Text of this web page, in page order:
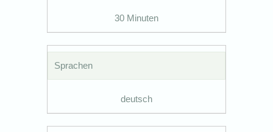
30 Minuten
Sprachen
deutsch